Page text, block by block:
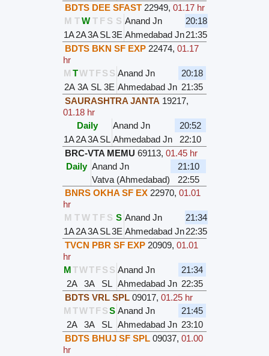
BDTS DEE SFAST 22949,01.17 hr
M T W T F S S Anand Jn
20:18
1A2A3ASL3E Ahmedabad Jn21:35
BDTS BKN SF EXP 22474,01.17
hr
M TWTFS S Anand Jn
20:18
2A 3A SL 3E Ahmedabad Jn 21:35
SAURASHTRA JANTA 19217,
01.18 hr
Daily
Anand Jn
20:52
1A2A3ASL Ahmedabad Jn
22:10
BRC-VTA MEMU 69113,01.45 hr
Daily Anand Jn
21:10
Vatva (Ahmedabad)
22:55
BNRS OKHA SF EX 22970,01.01
hr
M T W T F S S Anand Jn
21:34
1A2A3ASL3E Ahmedabad Jn22:35
TVCN PBR SF EXP 20909,01.01
hr
M TWTFS S Anand Jn
21:34
2A
3A SL Ahmedabad Jn 22:35
BDTS VRL SPL 09017,01.25 hr
M TWTFS S Anand Jn
21:45
2A
3A SL Ahmedabad Jn 23:10
BDTS BHUJ SF SPL 09037,01.00
hr